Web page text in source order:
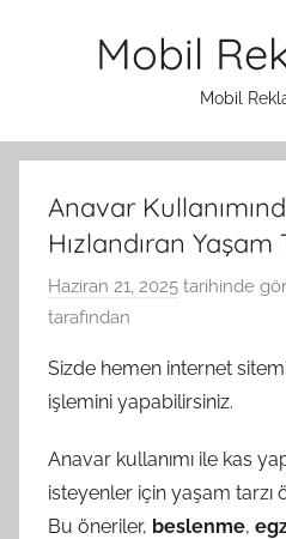
Mobil
Mobil
Anavar
Hızlandıran Yaşam
Haziran 21, 2025 tarihinde
tarafından
Sizde hemen internet
işlemini yapabilirsiniz.
Anavar kullanımı ile kas
isteyenler için yaşam tarzı
Bu öneriler, beslenme,